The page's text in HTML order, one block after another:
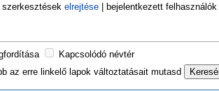
elrejtése| bejelentkezett
Kapcsolódó névtér
az erre linkelő lapok változtatásait mutasd